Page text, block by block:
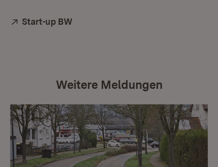
Extern:
Start-up BW
Weitere Meldungen